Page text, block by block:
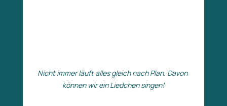
Nicht immer läuft alles gleich nach Plan. Davon
können wir ein Liedchen singen!